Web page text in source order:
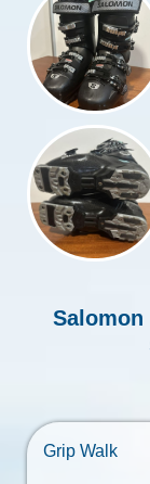
Salomon
Grip Walk